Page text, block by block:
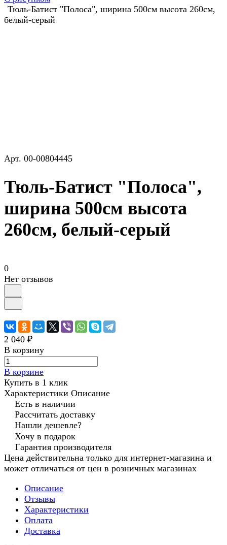
Тюль-Батист "Полоса", ширина 500см высота 260см,
белый-серый
Арт. 00-00804445
Тюль-Батист "Полоса",
ширина 500см высота
260см, белый-серый
0
Нет отзывов
2 040 ₽
В корзину
В корзине
Купить в 1 клик
Характеристики Описание
Есть в наличии
Рассчитать доставку
Нашли дешевле?
Хочу в подарок
Гарантия производителя
Цена действительна только для интернет-магазина и
может отличаться от цен в розничных магазинах
Описание
Отзывы
Характеристики
Оплата
Доставка